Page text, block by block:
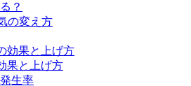
？
の変え方
効果と上げ方
果と上げ方
生率